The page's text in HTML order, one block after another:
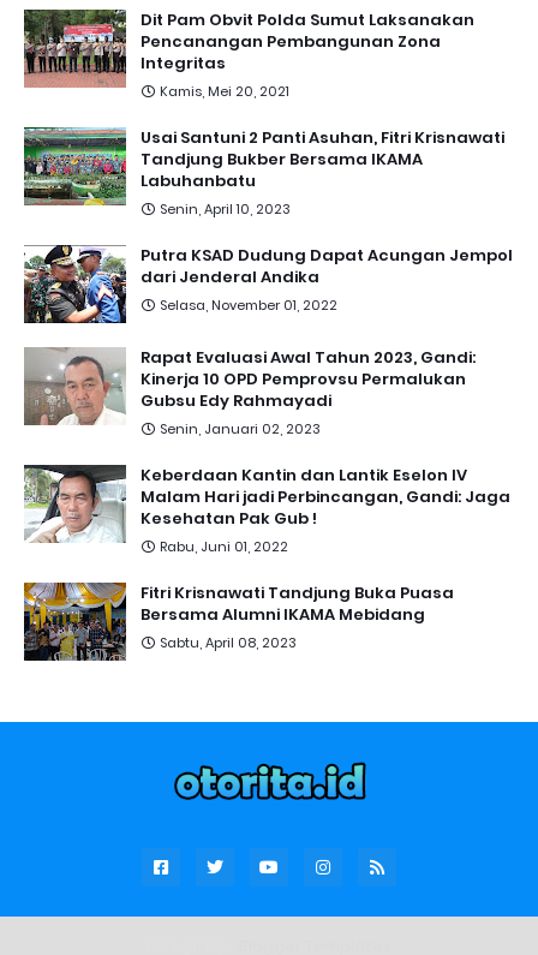
Dit Pam Obvit Polda Sumut Laksanakan
Pencanangan Pembangunan Zona
Integritas
Kamis, Mei 20, 2021
Usai Santuni 2 Panti Asuhan, Fitri Krisnawati
Tandjung Bukber Bersama IKAMA
Labuhanbatu
Senin, April 10, 2023
Putra KSAD Dudung Dapat Acungan Jempol
dari Jenderal Andika
Selasa, November 01, 2022
Rapat Evaluasi Awal Tahun 2023, Gandi:
Kinerja 10 OPD Pemprovsu Permalukan
Gubsu Edy Rahmayadi
Senin, Januari 02, 2023
Keberdaan Kantin dan Lantik Eselon IV
Malam Hari jadi Perbincangan, Gandi: Jaga
Kesehatan Pak Gub !
Rabu, Juni 01, 2022
Fitri Krisnawati Tandjung Buka Puasa
Bersama Alumni IKAMA Mebidang
Sabtu, April 08, 2023